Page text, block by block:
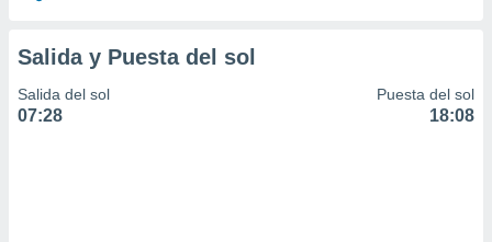
Salida y Puesta del sol
Salida del sol
07:28
Puesta del sol
18:08